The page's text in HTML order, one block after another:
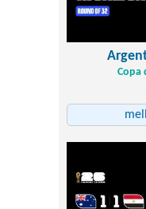
Copa